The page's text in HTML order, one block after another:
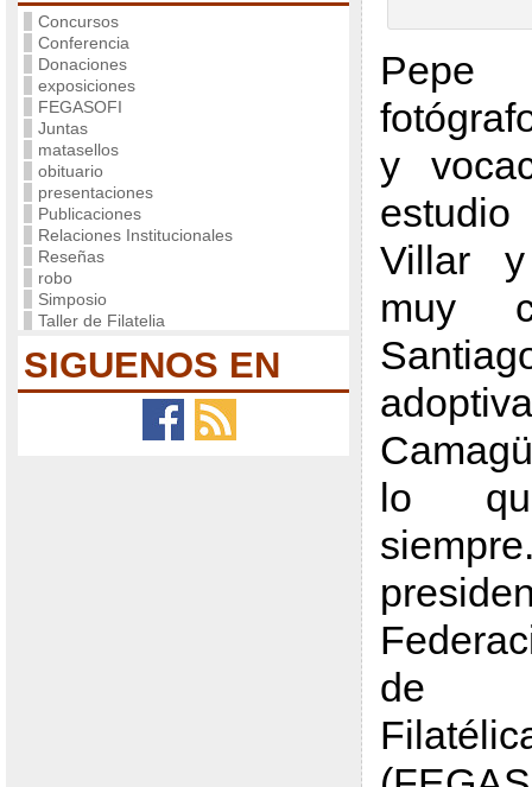
Concursos
Conferencia
Donaciones
exposiciones
FEGASOFI
Juntas
matasellos
obituario
presentaciones
Publicaciones
Relaciones Institucionales
Reseñas
robo
Simposio
Taller de Filatelia
SIGUENOS EN
y
Villar
muy
lo
de